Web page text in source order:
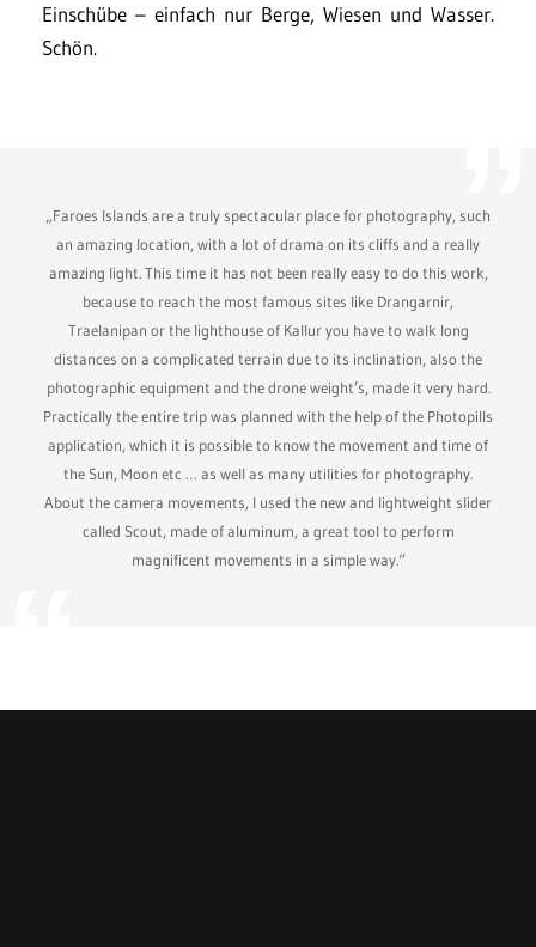
Einschübe – einfach nur Berge, Wiesen und Wasser.
Schön.
„Faroes Islands are a truly spectacular place for photography, such
an amazing location, with a lot of drama on its cliffs and a really
amazing light. This time it has not been really easy to do this work,
because to reach the most famous sites like Drangarnir,
Traelanipan or the lighthouse of Kallur you have to walk long
distances on a complicated terrain due to its inclination, also the
photographic equipment and the drone weight’s, made it very hard.
Practically the entire trip was planned with the help of the Photopills
application, which it is possible to know the movement and time of
the Sun, Moon etc … as well as many utilities for photography.
About the camera movements, I used the new and lightweight slider
called Scout, made of aluminum, a great tool to perform
magnificent movements in a simple way.“